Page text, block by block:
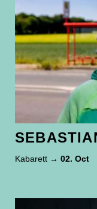
Kabarett → 02. Oct